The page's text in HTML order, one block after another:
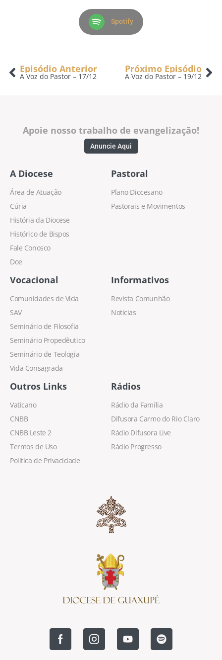
Spotify
Episódio Anterior
A Voz do Pastor – 17/12
Próximo Episódio
A Voz do Pastor – 19/12
Apoie nosso trabalho de evangelização!
Anuncie Aqui
A Diocese
Área de Atuação
Cúria
História da Diocese
Histórico de Bispos
Fale Conosco
Doe
Pastoral
Plano Diocesano
Pastorais e Movimentos
Vocacional
Comunidades de Vida
SAV
Seminário de Filosofia
Seminário Propedêutico
Seminário de Teologia
Vida Consagrada
Informativos
Revista Comunhão
Noticias
Outros Links
Vaticano
CNBB
CNBB Leste 2
Termos de Uso
Política de Privacidade
Rádios
Rádio da Família
Difusora Carmo do Rio Claro
Rádio Difusora Live
Rádio Progresso